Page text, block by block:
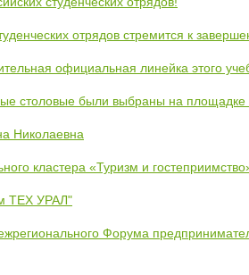
отрядов стремится к
официальная линейка этого
столовые были выбраны на
Николаевна
кластера «Туризм и
ТЕХ УРАЛ"
Форума